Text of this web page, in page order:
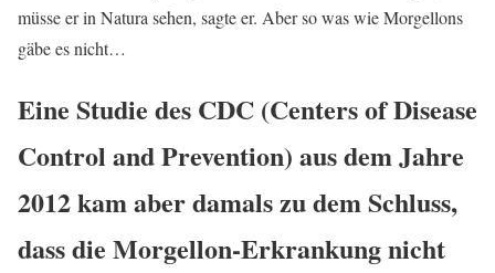
müsse er in Natura sehen, sagte er. Aber so was wie Morgellons
gäbe es nicht…
Eine Studie des CDC (Centers of Disease
Control and Prevention) aus dem Jahre
2012 kam aber damals zu dem Schluss,
dass die Morgellon-Erkrankung nicht